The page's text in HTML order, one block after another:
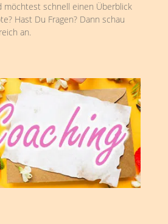
möchtest schnell einen Überblick
Hast Du Fragen? Dann schau
an.